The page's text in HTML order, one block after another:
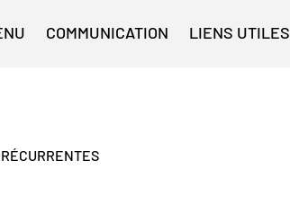
COMMUNICATION LIENS UTILES